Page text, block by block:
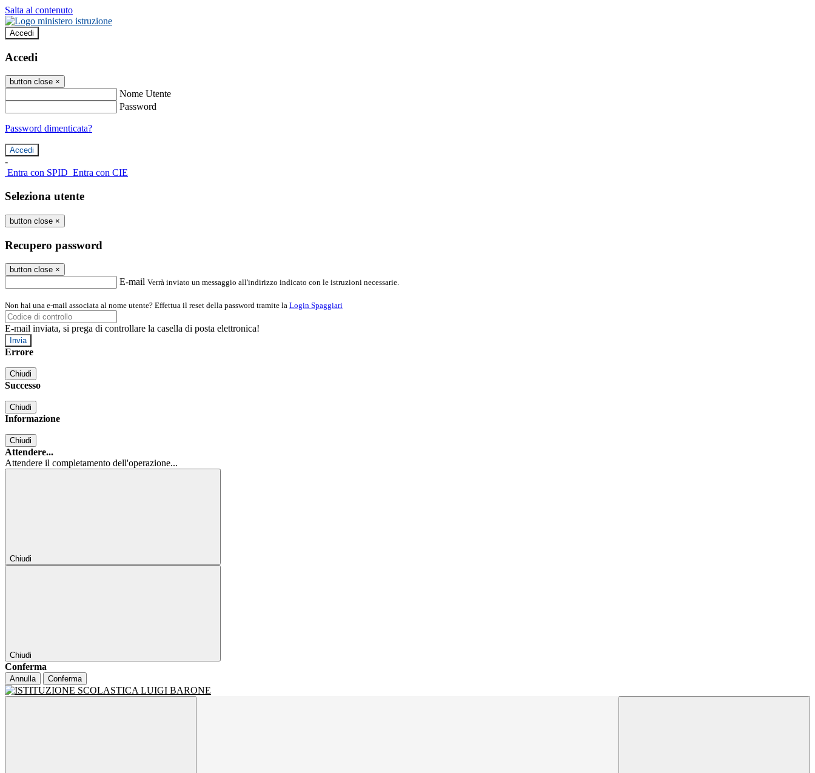
Salta al contenuto
Accedi
Accedi
button close ×
Nome Utente
Password
Password dimenticata?
-
Entra con SPID Entra con CIE
Seleziona utente
button close ×
Recupero password
button close ×
E-mail Verrà inviato un messaggio all'indirizzo indicato con le istruzioni necessarie.
Non hai una e-mail associata al nome utente? Effettua il reset della password tramite la Login Spaggiari
E-mail inviata, si prega di controllare la casella di posta elettronica!
Errore
Chiudi
Successo
Chiudi
Informazione
Chiudi
Attendere...
Attendere il completamento dell'operazione...
Chiudi
Chiudi
Conferma
Annulla Conferma